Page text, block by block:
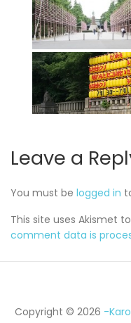
Leave a
You must be logged in
This site uses Akismet
comment data is
Copyright © 2026 -